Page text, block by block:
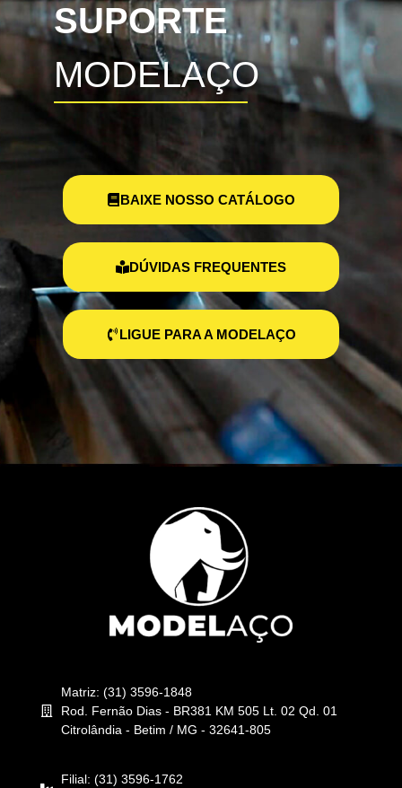
SUPORTE
MODELAÇO
BAIXE NOSSO CATÁLOGO
DÚVIDAS FREQUENTES
LIGUE PARA A MODELAÇO
Matriz: (31) 3596-1848
Rod. Fernão Dias - BR381 KM 505 Lt. 02 Qd. 01
Citrolândia - Betim / MG - 32641-805
Filial: (31) 3596-1762